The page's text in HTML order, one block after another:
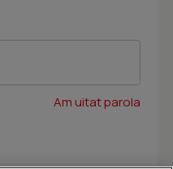
Am uitat parola